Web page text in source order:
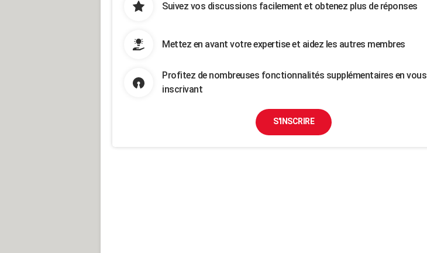
Suivez vos discussions facilement et obtenez plus de réponses
Mettez en avant votre expertise et aidez les autres membres
Profitez de nombreuses fonctionnalités supplémentaires en vous
inscrivant
S'INSCRIRE